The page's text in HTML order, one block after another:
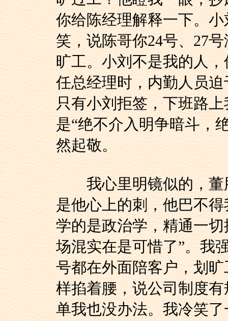
你给陈经理解释一下。
笑，说陈哥你24号、27
旷工。小刘不是我的人
任总经理时，内勤人员
只有小刘拒签，下班路
是“绝不介入明争暗斗，
然起敬。
我心里明镜似的，董
是他心上的刺，他巴不
学的是政治学，精通一
场混实在是可惜了”。我
号都在外面陪客户，划
样掐着腰，说公司制度
单我也没办法。我冷笑